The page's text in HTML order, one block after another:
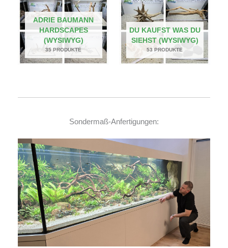
ADRIE BAUMANN
HARDSCAPES
(WYSIWYG)
35 PRODUKTE
DU KAUFST WAS DU
SIEHST (WYSIWYG)
53 PRODUKTE
Sondermaß-Anfertigungen: